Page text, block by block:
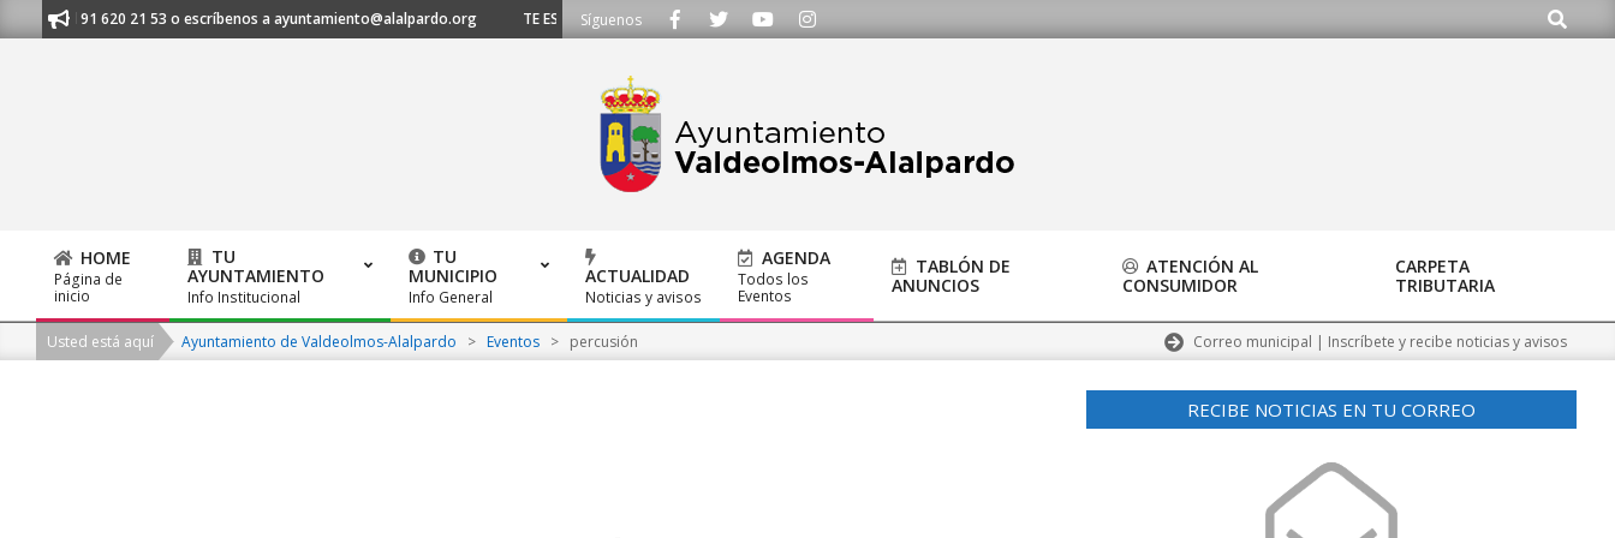
to
al 91 620 21 53 o escríbenos a ayuntamiento@alalpardo.org TE ESCUCHAMOS - Llámanos al 91 620 21 53 o escríbenos a ayuntamiento@alalpardo.org
Síguenos Buscar
Primary
Navigation
Menu
HOME
Página de
inicio
TU
AYUNTAMIENTO
Info Institucional
TU
MUNICIPIO
Info General
ACTUALIDAD
Noticias y avisos
AGENDA
Todos los
Eventos
TABLÓN DE
ANUNCIOS
ATENCIÓN AL
CONSUMIDOR
CARPETA
TRIBUTARIA
Usted está aquí Ayuntamiento de Valdeolmos-Alalpardo > Eventos > percusión Correo municipal | Inscríbete y recibe noticias y avisos
RECIBE NOTICIAS EN TU CORREO